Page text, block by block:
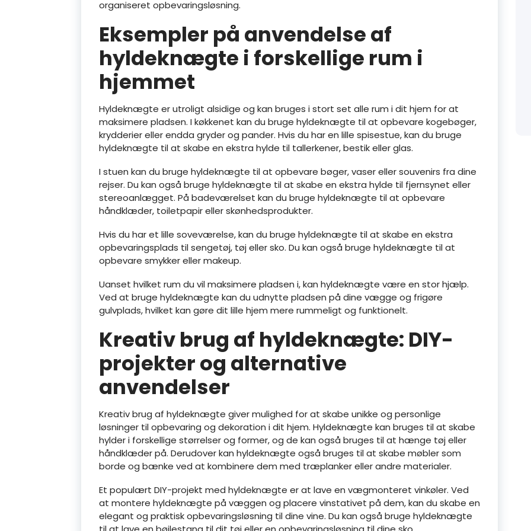
organiseret opbevaringsløsning.
Eksempler på anvendelse af
hyldeknægte i forskellige rum i
hjemmet
Hyldeknægte er utroligt alsidige og kan bruges i stort set alle rum i dit hjem for at
maksimere pladsen. I køkkenet kan du bruge hyldeknægte til at opbevare kogebøger,
krydderier eller endda gryder og pander. Hvis du har en lille spisestue, kan du bruge
hyldeknægte til at skabe en ekstra hylde til tallerkener, bestik eller glas.
I stuen kan du bruge hyldeknægte til at opbevare bøger, vaser eller souvenirs fra dine
rejser. Du kan også bruge hyldeknægte til at skabe en ekstra hylde til fjernsynet eller
stereoanlægget. På badeværelset kan du bruge hyldeknægte til at opbevare
håndklæder, toiletpapir eller skønhedsprodukter.
Hvis du har et lille soveværelse, kan du bruge hyldeknægte til at skabe en ekstra
opbevaringsplads til sengetøj, tøj eller sko. Du kan også bruge hyldeknægte til at
opbevare smykker eller makeup.
Uanset hvilket rum du vil maksimere pladsen i, kan hyldeknægte være en stor hjælp.
Ved at bruge hyldeknægte kan du udnytte pladsen på dine vægge og frigøre
gulvplads, hvilket kan gøre dit lille hjem mere rummeligt og funktionelt.
Kreativ brug af hyldeknægte: DIY-
projekter og alternative
anvendelser
Kreativ brug af hyldeknægte giver mulighed for at skabe unikke og personlige
løsninger til opbevaring og dekoration i dit hjem. Hyldeknægte kan bruges til at skabe
hylder i forskellige størrelser og former, og de kan også bruges til at hænge tøj eller
håndklæder på. Derudover kan hyldeknægte også bruges til at skabe møbler som
borde og bænke ved at kombinere dem med træplanker eller andre materialer.
Et populært DIY-projekt med hyldeknægte er at lave en vægmonteret vinkøler. Ved
at montere hyldeknægte på væggen og placere vinstativet på dem, kan du skabe en
elegant og praktisk opbevaringsløsning til dine vine. Du kan også bruge hyldeknægte